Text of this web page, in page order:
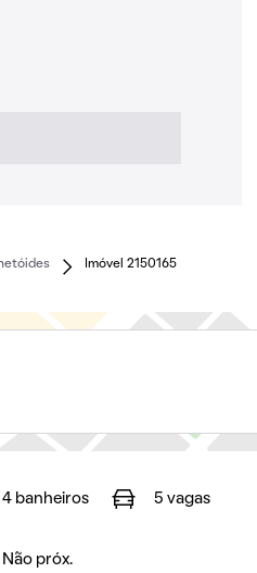
Imóvel 2150165
4 banheiros 5 vagas
Não próx.